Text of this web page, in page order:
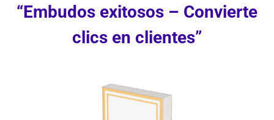
“Embudos exitosos – Convierte
clics en clientes”